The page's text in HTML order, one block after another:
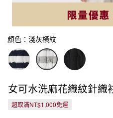
顏色：淺灰橫紋
女可水洗麻花織紋針織
超取滿NT$1,000免運